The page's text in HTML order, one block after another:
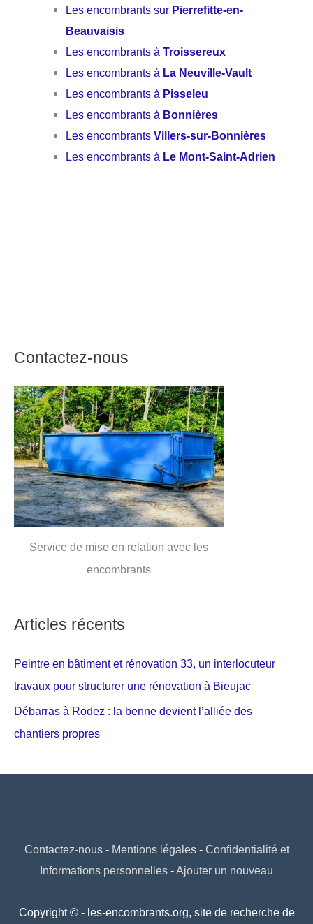
Les encombrants sur Pierrefitte-en-
Beauvaisis
Les encombrants àTroissereux
Les encombrants à La Neuville-Vault
Les encombrants à Pisseleu
Les encombrants à Bonnières
Les encombrantsVillers-sur-Bonnières
Les encombrants à Le Mont-Saint-Adrien
Contactez-nous
Service de mise en relation avec les
encombrants
Articles récents
Peintre en bâtiment et rénovation 33, un interlocuteur
travaux pour structurer une rénovation à Bieujac
Débarras à Rodez : la benne devient l’alliée des
chantiers propres
Contactez-nous- Mentions légales- Confidentialité et
Informations personnelles -Ajouter un nouveau
Copyright © - les-encombrants.org, site de recherche de